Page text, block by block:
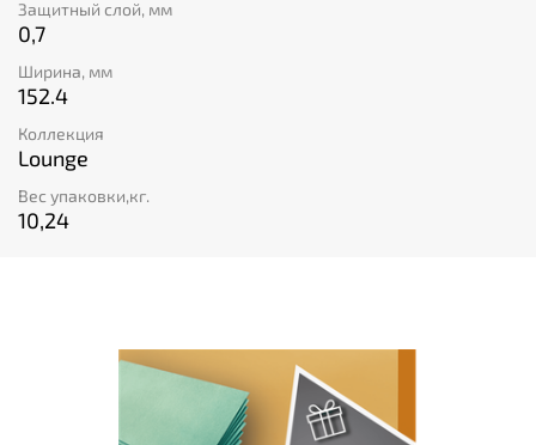
Защитный слой, мм
0,7
Ширина, мм
152.4
Коллекция
Lounge
Вес упаковки,кг.
10,24